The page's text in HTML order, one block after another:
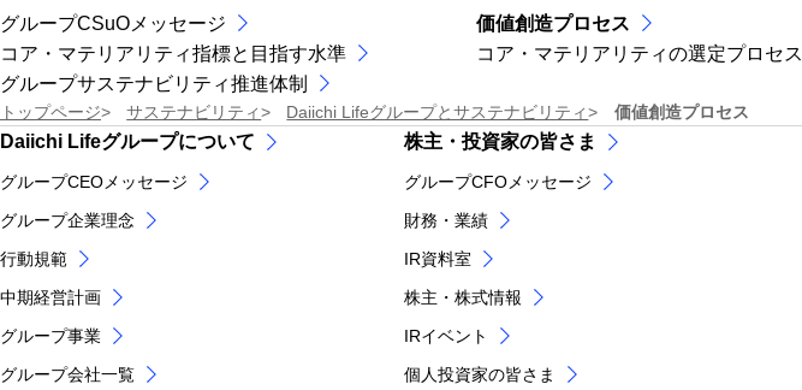
グループCSuOメッセージ 価値創造プロセス
コア・マテリアリティ指標と目指す水準
コア・マテリアリティの選定プロセス
グループサステナビリティ推進体制
トップページ サステナビリティ Daiichi Lifeグループとサステナビリティ 価値創造プロセス
Daiichi Lifeグループについて
グループCEOメッセージ
グループ企業理念
行動規範
中期経営計画
グループ事業
グループ会社一覧
株主・投資家の皆さま
グループCFOメッセージ
財務・業績
IR資料室
株主・株式情報
IRイベント
個人投資家の皆さま